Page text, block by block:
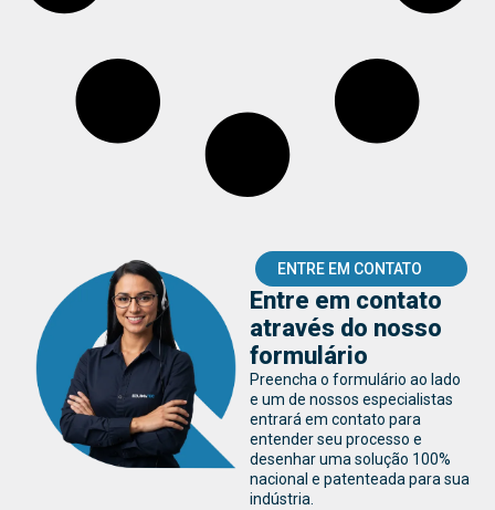
ENTRE EM CONTATO
Entre em contato
através do nosso
formulário
Preencha o formulário ao lado
e um de nossos especialistas
entrará em contato para
entender seu processo e
desenhar uma solução 100%
nacional e patenteada para sua
indústria.